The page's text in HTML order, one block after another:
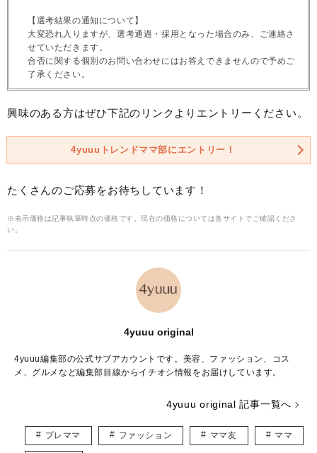
【選考結果の通知について】
大変恐れ入りますが、選考通過・採用となった場合のみ、ご連絡さ
せていただきます。
合否に関する個別のお問い合わせにはお答えできませんので予めご
了承ください。
興味のある方はぜひ下記のリンクよりエントリーください。
4yuuuトレンドママ部にエントリー！
たくさんのご応募をお待ちしています！
※表示価格は記事執筆時点の価格です。現在の価格については各サイトでご確認くださ
い。
4yuuu original
4yuuu編集部の公式サブアカウントです。美容、ファッション、コス
メ、グルメなど編集部目線からイチオシ情報をお届けしています。
4yuuu original 記事一覧へ
プレママ ファッション ママ友 ママ